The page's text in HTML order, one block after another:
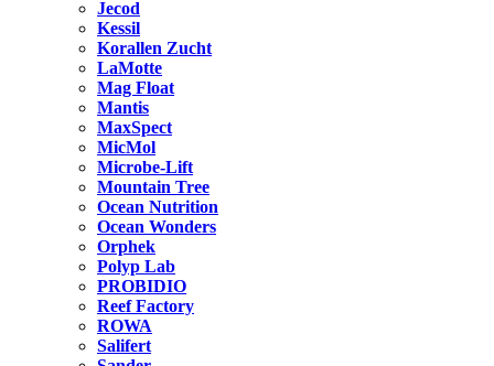
Jecod
Kessil
Korallen Zucht
LaMotte
Mag Float
Mantis
MaxSpect
MicMol
Microbe-Lift
Mountain Tree
Ocean Nutrition
Ocean Wonders
Orphek
Polyp Lab
PROBIDIO
Reef Factory
ROWA
Salifert